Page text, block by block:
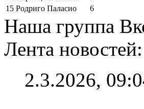
15 Родриго Паласио 6
Наша группа
Лента новостей:
2.3.2026,